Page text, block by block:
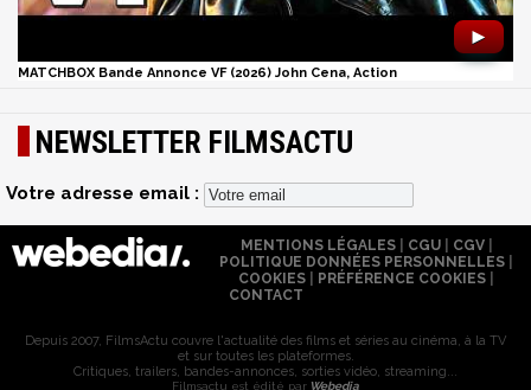
►
MATCHBOX Bande Annonce VF (2026) John Cena, Action
NEWSLETTER FILMSACTU
Votre adresse email :
MENTIONS LÉGALES| CGU| CGV|
POLITIQUE DONNÉES PERSONNELLES
COOKIES
PRÉFÉRENCE COOKIES
CONTACT
Depuis 2007, FilmsActu couvre l'actualité des films et séries au cinéma, à la TV
et sur toutes les plateformes.
Critiques, trailers, bandes-annonces, sorties vidéo, streaming...
Filmsactu est édité par Webedia